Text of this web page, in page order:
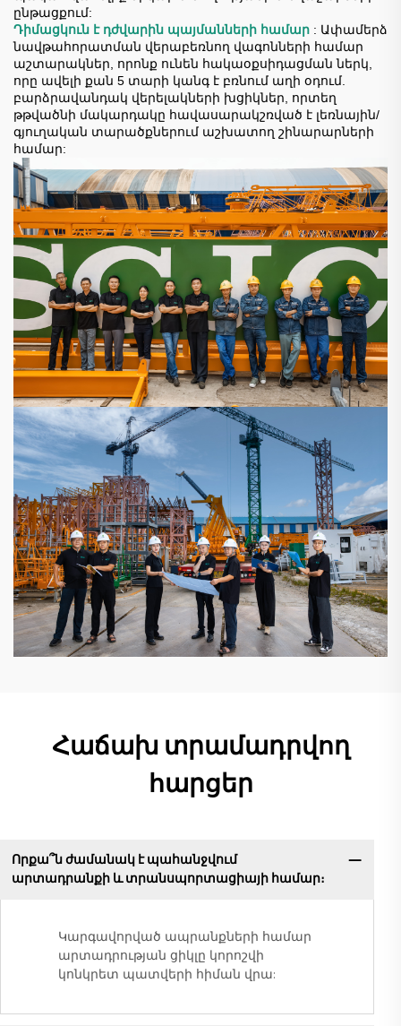
ընթացքում:
Դիմացկուն է դժվարին պայմանների համար : Ափամերձ
նավթահորատման վերաբեռնող վագոնների համար
աշտարակներ, որոնք ունեն հակաօքսիդացման ներկ,
որը ավելի քան 5 տարի կանգ է բռնում աղի օդում.
բարձրավանդակ վերելակների խցիկներ, որտեղ
թթվածնի մակարդակը հավասարակշռված է լեռնային/
գյուղական տարածքներում աշխատող շինարարների
համար:
Հաճախ տրամադրվող
հարցեր
Որքա՞ն ժամանակ է պահանջվում
արտադրանքի և տրանսպորտացիայի համար։
Կարգավորված ապրանքների համար
արտադրության ցիկլը կորոշվի
կոնկրետ պատվերի հիման վրա: